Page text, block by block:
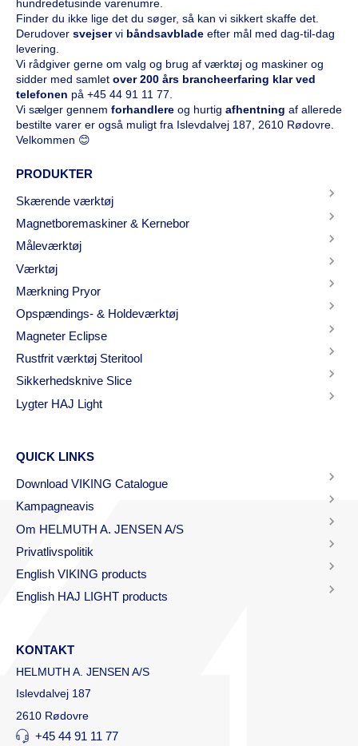
hundredetusinde varenumre.
Finder du ikke lige det du søger, så kan vi sikkert skaffe det.
Derudover svejservi båndsavblade efter mål med dag-til-dag
levering.
Vi rådgiver gerne om valg og brug af værktøj og maskiner og
sidder med samlet over 200 års brancheerfaring klar ved
telefonen på +45 44 91 11 77
Vi sælger gennem forhandlere og hurtig afhentning af allerede
bestilte varer er også muligt fra Islevdalvej 187, 2610 Rødovre.
Velkommen 😊
PRODUKTER
Skærende værktøj
Magnetboremaskiner & Kernebor
Måleværktøj
Værktøj
Mærkning Pryor
Opspændings- & Holdeværktøj
Magneter Eclipse
Rustfrit værktøj Steritool
Sikkerhedsknive Slice
Lygter HAJ Light
QUICK LINKS
Download VIKING Catalogue
Kampagneavis
Om HELMUTH A. JENSEN A/S
Privatlivspolitik
English VIKING products
English HAJ LIGHT products
KONTAKT
HELMUTH A. JENSEN A/S
Islevdalvej 187
2610 Rødovre
+45 44 91 11 77